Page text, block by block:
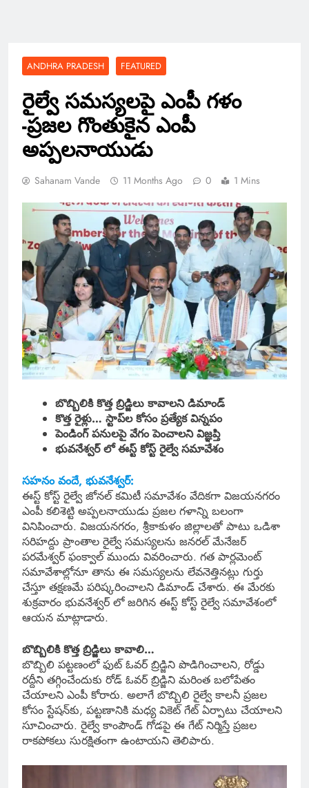
ANDHRA PRADESH FEATURED
రైల్వే సమస్యలపై ఎంపీ గళం
-ప్రజల గొంతుకైన ఎంపీ
అప్పలనాయుడు
Sahanam Vande 11 Months Ago 0 1 Mins
బొబ్బిలికి కొత్త బ్రిడ్జిలు కావాలని డిమాండ్
కొత్త రైళ్లు… స్టాప్‌ల కోసం ప్రత్యేక విన్నపం
పెండింగ్ పనులపై వేగం పెంచాలని విజ్ఞప్తి
భువనేశ్వర్ లో ఈస్ట్ కోస్ట్ రైల్వే సమావేశం
సహనం వందే, భువనేశ్వర్:
ఈస్ట్ కోస్ట్ రైల్వే జోనల్ కమిటీ సమావేశం వేదికగా విజయనగరం
ఎంపీ కలిశెట్టి అప్పలనాయుడు ప్రజల గళాన్ని బలంగా
వినిపించారు. విజయనగరం, శ్రీకాకుళం జిల్లాలతో పాటు ఒడిశా
సరిహద్దు ప్రాంతాల రైల్వే సమస్యలను జనరల్ మేనేజర్
పరమేశ్వర్ ఫంక్వాల్ ముందు వివరించారు. గత పార్లమెంట్
సమావేశాల్లోనూ తాను ఈ సమస్యలను లేవనెత్తినట్లు గుర్తు
చేస్తూ తక్షణమే పరిష్కరించాలని డిమాండ్ చేశారు. ఈ మేరకు
శుక్రవారం భువనేశ్వర్ లో జరిగిన ఈస్ట్ కోస్ట్ రైల్వే సమావేశంలో
ఆయన మాట్లాడారు.
బొబ్బిలికి కొత్త బ్రిడ్జిలు కావాలి…
బొబ్బిలి పట్టణంలో ఫుట్ ఓవర్ బ్రిడ్జిని పొడిగించాలని, రోడ్డు
రద్దీని తగ్గించేందుకు రోడ్ ఓవర్ బ్రిడ్జిని మరింత బలోపేతం
చేయాలని ఎంపీ కోరారు. అలాగే బొబ్బిలి రైల్వే కాలనీ ప్రజల
కోసం స్టేషన్‌కు, పట్టణానికి మధ్య వికెట్ గేట్ ఏర్పాటు చేయాలని
సూచించారు. రైల్వే కాంపౌండ్ గోడపై ఈ గేట్ నిర్మిస్తే ప్రజల
రాకపోకలు సురక్షితంగా ఉంటాయని తెలిపారు.